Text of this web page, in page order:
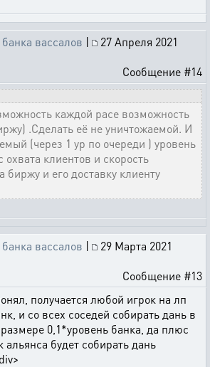
вассалов |
27 Апреля 2021
Сообщение #14
каждой расе возможность
.Сделать её не уничтожаемой. И
(через 1 ур по очереди ) уровень
клиентов и скорость
биржу и его доставку клиенту
вассалов |
29 Марта 2021
Сообщение #13
получается любой игрок на лп
и со всех соседей собирать дань в
0,1*уровень банка, да плюс
будет собирать дань